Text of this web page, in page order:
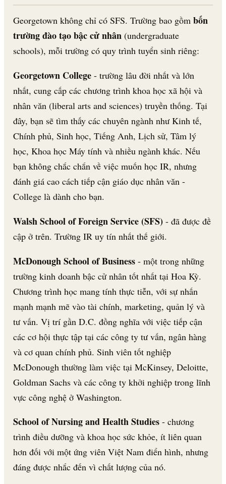
Georgetown không chỉ có SFS. Trường bao gồm bốn
trường đào tạo bậc cử nhân (undergraduate
schools), mỗi trường có quy trình tuyển sinh riêng:
Georgetown College - trường lâu đời nhất và lớn
nhất, cung cấp các chương trình khoa học xã hội và
nhân văn (liberal arts and sciences) truyền thống. Tại
đây, bạn sẽ tìm thấy các chuyên ngành như Kinh tế,
Chính phủ, Sinh học, Tiếng Anh, Lịch sử, Tâm lý
học, Khoa học Máy tính và nhiều ngành khác. Nếu
bạn không chắc chắn về việc muốn học IR, nhưng
đánh giá cao cách tiếp cận giáo dục nhân văn -
College là dành cho bạn.
Walsh School of Foreign Service (SFS) - đã được đề
cập ở trên. Trường IR uy tín nhất thế giới.
McDonough School of Business - một trong những
trường kinh doanh bậc cử nhân tốt nhất tại Hoa Kỳ.
Chương trình học mang tính thực tiễn, với sự nhấn
mạnh mạnh mẽ vào tài chính, marketing, quản lý và
tư vấn. Vị trí gần D.C. đồng nghĩa với việc tiếp cận
các cơ hội thực tập tại các công ty tư vấn, ngân hàng
và cơ quan chính phủ. Sinh viên tốt nghiệp
McDonough thường làm việc tại McKinsey, Deloitte,
Goldman Sachs và các công ty khởi nghiệp trong lĩnh
vực công nghệ ở Washington.
School of Nursing and Health Studies - chương
trình điều dưỡng và khoa học sức khỏe, ít liên quan
hơn đối với một ứng viên Việt Nam điển hình, nhưng
đáng được nhắc đến vì chất lượng của nó.